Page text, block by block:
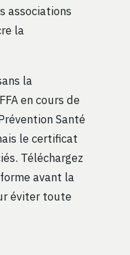
associations
la
la
en cours de
Santé
le certificat
Téléchargez
avant la
éviter toute